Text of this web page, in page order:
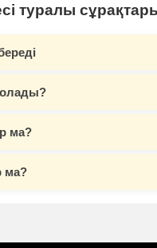
туралы
ма?
ма?